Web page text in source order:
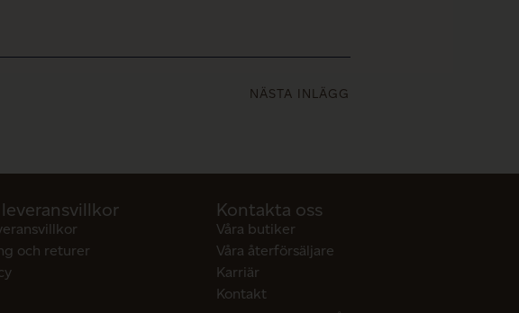
NÄSTA INLÄGG
och returer
Kontakta oss
Våra butiker
Våra återförsäljare
Karriär
Kontakt